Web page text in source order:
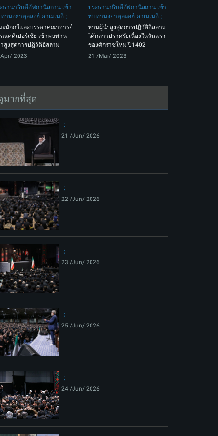
ธานาธิบดีอัฟกานิสถาน เข้า
านอยาตุลลอฮ์ คาเมเนอี
นักกวีและบรรดาคณาจารย์
ณคดีเปอร์เซีย เข้าพบท่าน
สูงสุดการปฏิวัติอิสลาม
2023
ประธานาธิบดีอัฟกานิสถาน เข้า
พบท่านอยาตุลลอฮ์ คาเมเนอี
ท่านผู้นำสูงสุดการปฏิวัติอิสลาม
ได้กล่าวปราศรัยเนื่องในวันแรก
ของศักราชใหม่ ปี1402
21 /Mar/ 2023
มากที่สุด
21 /Jun/ 2026
22 /Jun/ 2026
23 /Jun/ 2026
25 /Jun/ 2026
24 /Jun/ 2026